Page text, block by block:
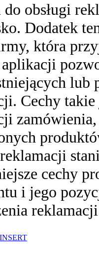
do obsługi
Dodatek
która
lub
Cechy
cechy
i jego